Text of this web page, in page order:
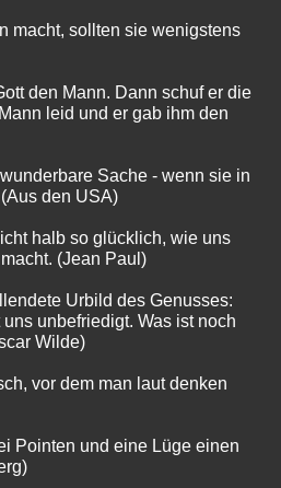
macht, sollten sie wenigstens
den Mann. Dann schuf er die
leid und er gab ihm den
Sache - wenn sie in
den USA)
halb so glücklich, wie uns
(Jean Paul)
Urbild des Genusses:
unbefriedigt. Was ist noch
Wilde)
vor dem man laut denken
Pointen und eine Lüge einen